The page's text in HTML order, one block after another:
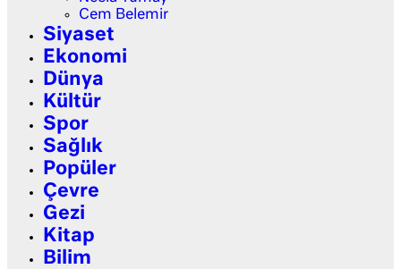
Cem Belemir
Siyaset
Ekonomi
Dünya
Kültür
Spor
Sağlık
Popüler
Çevre
Gezi
Kitap
Bilim